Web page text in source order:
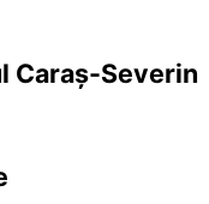
Caraș-Severin